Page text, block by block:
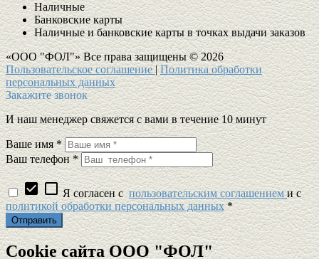
Наличные
Банковские карты
Наличные и банковские карты в точках выдачи заказов
«ООО "ФОЛ"» Все права защищены © 2026
Пользовательское соглашение|Политика обработки
персональных данных
Закажите звонок
И наш менеджер свяжется с вами в течение 10 минут
Ваше имя *
Ваш телефон *
check_boxcheck_box_outline_blankЯ согласен спользовательским соглашениеми c
политикой обработки персональных данных*
Cookie сайта ООО "ФОЛ"